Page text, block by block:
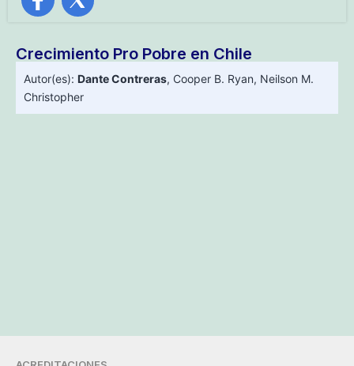
Crecimiento Pro Pobre en Chile
Autor(es): Dante Contreras, Cooper B. Ryan, Neilson M.
Christopher